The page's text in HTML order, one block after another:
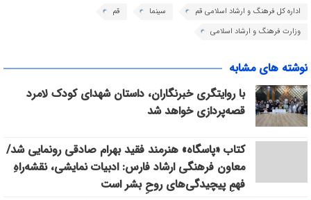
اداره کل فرهنگ و ارشاد اسلامی قم سینما
قم
وزارت فرهنگ و ارشاد اسلامی
نوشته های مشابه
با روایتگری خبرنگاران، داستان شهدای کودک لامرد
قصه‌پردازی خواهد شد
کتاب «پاسگاه» هنرمند فقید بهرام صادقی رونمایی شد/
معاون فرهنگی ارشاد فارس: ادبیات نمایشی، نقشه‌راهِ
فهمِ پیچیدگی‌های روحِ بشر است